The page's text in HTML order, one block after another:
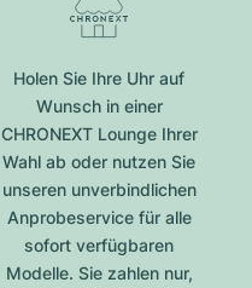
Holen Sie Ihre Uhr auf
Wunsch in einer
CHRONEXT Lounge Ihrer
Wahl ab oder nutzen Sie
unseren unverbindlichen
Anprobeservice für alle
sofort verfügbaren
Modelle. Sie zahlen nur,